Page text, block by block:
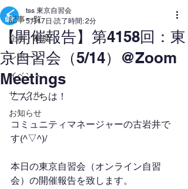
記事一覧
企画・制度
レポート
イベント
サークル
お知らせ
【開催報告】第4158回：東
京自習会（5/14）@Zoom
Meetings
tss 東京自習会
5月17日 読了時間: 2分
こんにちは！
コミュニティマネージャーの古岩井で
す(^▽^)/
本日の東京自習会（オンライン自習
会）の開催報告を致します。